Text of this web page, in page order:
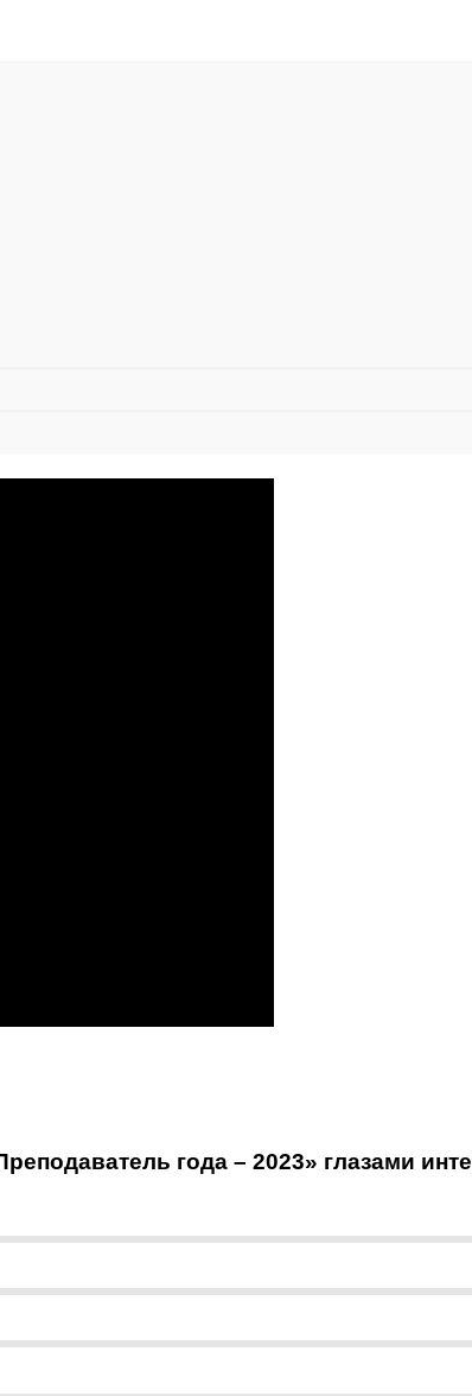
года – 2023» глазами